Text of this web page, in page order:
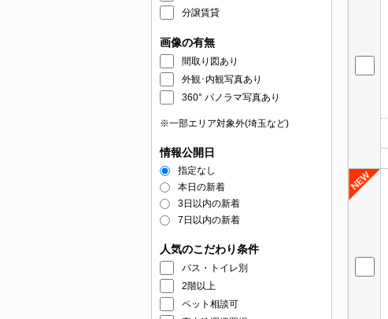
分譲賃貸
画像の有無
間取り図あり
外観･内観写真あり
360° パノラマ写真あり
※一部エリア対象外(埼玉など)
情報公開日
指定なし
本日の新着
3日以内の新着
7日以内の新着
人気のこだわり条件
バス・トイレ別
2階以上
ペット相談可